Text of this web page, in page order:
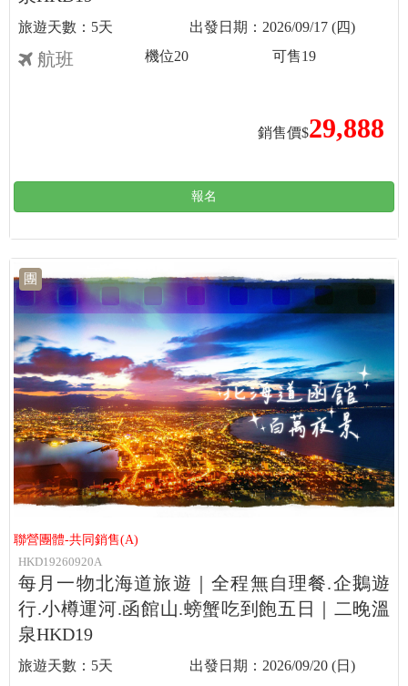
5天 2026/09/17 (四)
航班
銷售價$29,888
機位20 可售19
報名
團
聯營團體-共同銷售(A)
HKD19260920A
每月一物北海道旅遊｜全程無自理餐.企鵝遊
行.小樽運河.函館山.螃蟹吃到飽五日｜二晚溫
泉HKD19
5天 2026/09/20 (日)